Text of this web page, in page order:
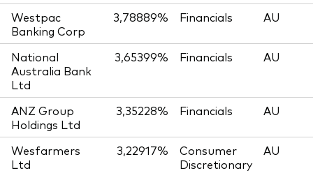
Westpac
Banking Corp
3,78889% Financials AU
National
Australia Bank
Ltd
3,65399% Financials AU
ANZ Group
Holdings Ltd
3,35228% Financials AU
Wesfarmers
Ltd
3,22917%
Consumer
Discretionary
AU